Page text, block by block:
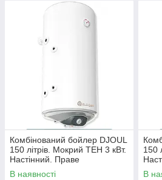
Комбінований бойлер DJOUL
150 літрів. Мокрий ТЕН 3 кВт.
Настінний. Праве
підключення. WV15046SR
В наявності
150
В